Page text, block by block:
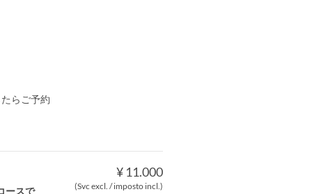
らご予約
¥ 11.000
(Svc excl. / imposto incl.)
ースで